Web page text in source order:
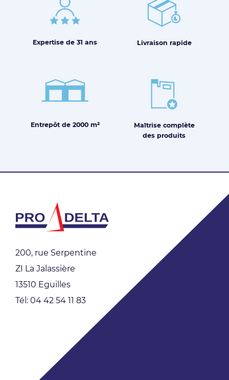
Expertise de 31 ans Livraison rapide
Entrepôt de 2000 m² Maîtrisecomplète
des produits
200, rue Serpentine
ZI La Jalassière
13510 Eguilles
Tél: 04 42 54 11 83